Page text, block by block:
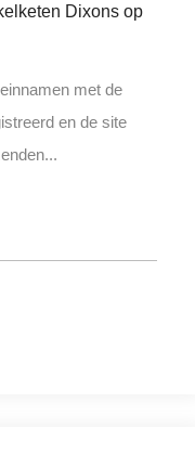
Dixons op
met de
en de site